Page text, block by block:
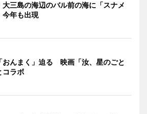
大三島の海辺のバル前の海に「スナメ
年も出現
おんまく」迫る 映画「汝、星のごと
コラボ